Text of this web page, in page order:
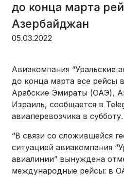
до конца марта
Азербайджан
05.03.2022
Авиакомпания “Уральские
до конца марта все рейсы
Арабские Эмираты (ОАЭ),
Израиль, сообщается в
авиаперевозчика в субботу.
“В связи со сложившейся
ситуацией авиакомпания
авиалинии” вынуждена
международные рейсы: в